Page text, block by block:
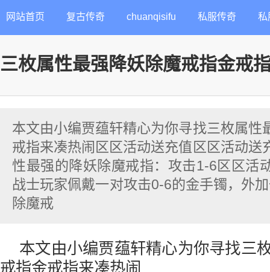
网站首页 复古传奇 chuanqisifu 私服传奇 私
三枚属性最强降妖除魔戒指金戒
本文由小编贾蕴轩精心为你寻找三枚属性
戒指来凑热闹区区活动送充值区区活动送
性最强的降妖除魔戒指：攻击1-6区区活
战士玩家佩戴一对攻击0-6的金手镯，外
除魔戒
本文由小编贾蕴轩精心为你寻找三
戒指金戒指来凑热闹